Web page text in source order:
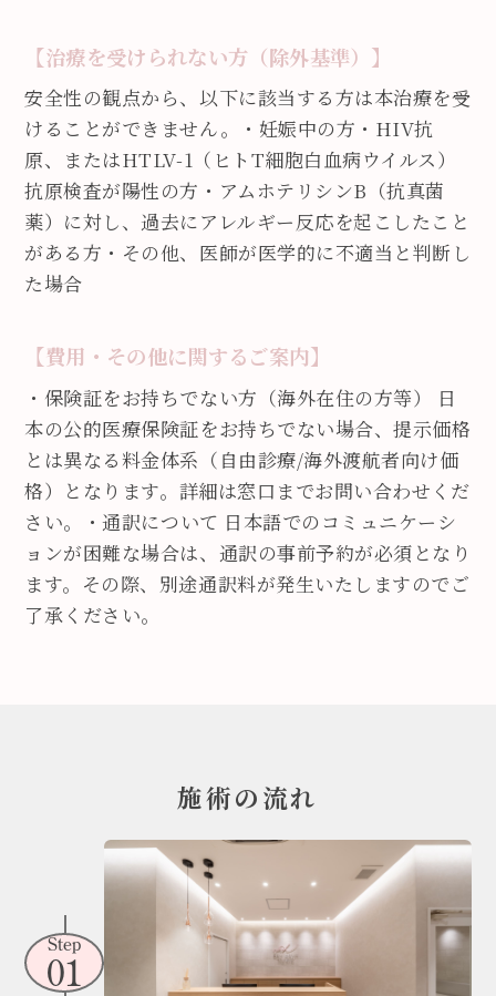
【治療を受けられない方（除外基準）】
安全性の観点から、以下に該当する方は本治療を受
けることができません。
・妊娠中の方 ・HIV抗
原、またはHTLV-1（ヒトT細胞白血病ウイルス）
抗原検査が陽性の方 ・アムホテリシンB（抗真菌
薬）に対し、過去にアレルギー反応を起こしたこと
がある方 ・その他、医師が医学的に不適当と判断し
た場合
【費用・その他に関するご案内】
・保険証をお持ちでない方（海外在住の方等） 日
本の公的医療保険証をお持ちでない場合、提示価格
とは異なる料金体系（自由診療/海外渡航者向け価
格）となります。 詳細は窓口までお問い合わせくだ
さい。
・通訳について 日本語でのコミュニケーシ
ョンが困難な場合は、通訳の事前予約が必須となり
ます。その際、別途通訳料が発生いたしますのでご
了承ください。
施術の流れ
Step
01